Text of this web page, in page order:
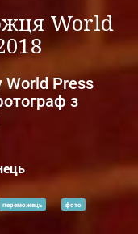
World
World Press
з
переможець фото